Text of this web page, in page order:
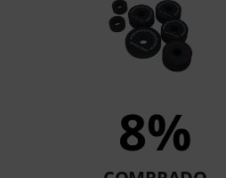
8%